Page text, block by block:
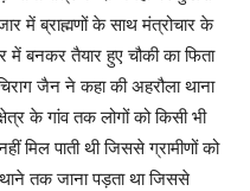
में ब्राह्मणों के साथ मंत्रोचार के
में बनकर तैयार हुए चौकी का फिता
जैन ने कहा की अहरौला थाना
के गांव तक लोगों को किसी भी
मिल पाती थी जिससे ग्रामीणों को
तक जाना पड़ता था जिससे